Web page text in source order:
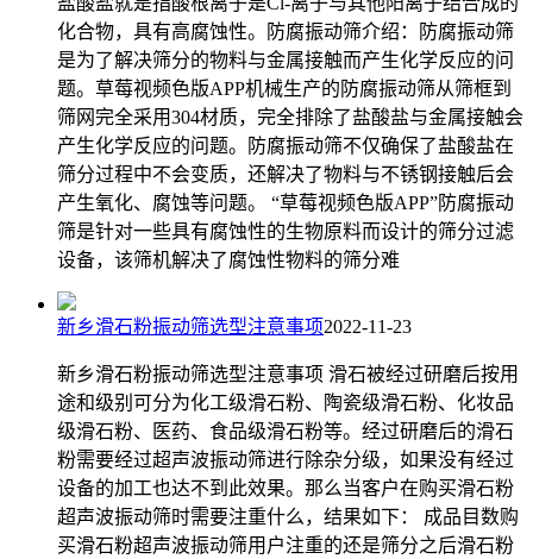
化合物，具有高腐蚀性。防腐振动筛介绍：防腐振动筛
是为了解决筛分的物料与金属接触而产生化学反应的问
题。草莓视频色版APP机械生产的防腐振动筛从筛框到
筛网完全采用304材质，完全排除了盐酸盐与金属接触会
产生化学反应的问题。防腐振动筛不仅确保了盐酸盐在
筛分过程中不会变质，还解决了物料与不锈钢接触后会
产生氧化、腐蚀等问题。 “草莓视频色版APP”防腐振动
筛是针对一些具有腐蚀性的生物原料而设计的筛分过滤
设备，该筛机解决了腐蚀性物料的筛分难
新乡滑石粉振动筛选型注意事项2022-11-23
新乡滑石粉振动筛选型注意事项 滑石被经过研磨后按用
途和级别可分为化工级滑石粉、陶瓷级滑石粉、化妆品
级滑石粉、医药、食品级滑石粉等。经过研磨后的滑石
粉需要经过超声波振动筛进行除杂分级，如果没有经过
设备的加工也达不到此效果。那么当客户在购买滑石粉
超声波振动筛时需要注重什么，结果如下： 成品目数购
买滑石粉超声波振动筛用户注重的还是筛分之后滑石粉